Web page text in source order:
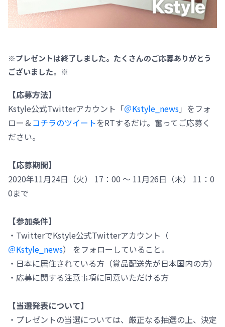
※プレゼントは終了しました。たくさんのご応募ありがとう
ございました。※
【応募方法】
Kstyle公式Twitterアカウント「＠Kstyle_news」をフォ
ロー＆コチラのツイートをRTするだけ。奮ってご応募く
ださい。
【応募期間】
2020年11月24日（火） 17：00 ～ 11月26日（木） 11：0
0まで
【参加条件】
・TwitterでKstyle公式Twitterアカウント（
＠Kstyle_news） をフォローしていること。
・日本に居住されている方（賞品配送先が日本国内の方）
・応募に関する注意事項に同意いただける方
【当選発表について】
・プレゼントの当選については、厳正なる抽選の上、決定